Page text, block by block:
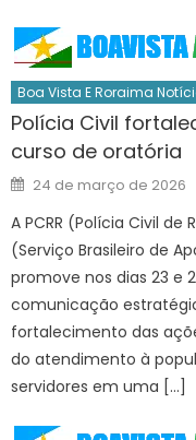
Boa Vista E Roraima
Polícia Civil
curso de oratória
Posted
on
24 de março de 2026
A PCRR (Polícia Civil
(Serviço Brasileiro de
promove nos dias 23 e
comunicação
fortalecimento das
do atendimento à
servidores em uma […]